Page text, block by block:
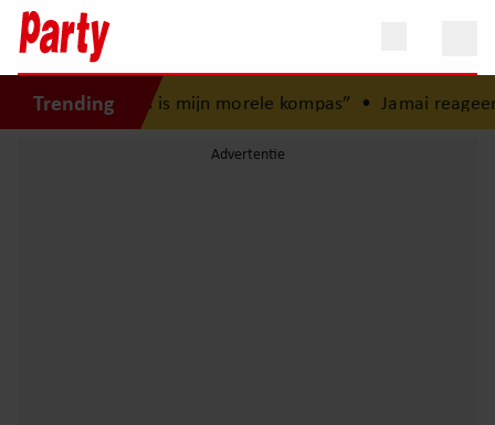
Trending
“Mijn zus is mijn morele kompas”•Jamai